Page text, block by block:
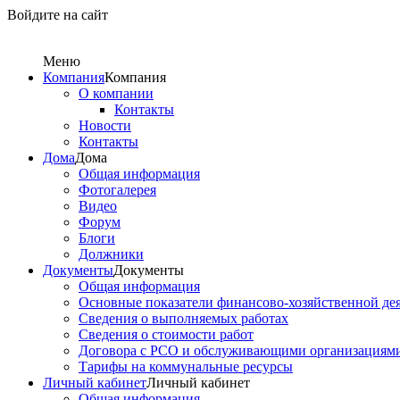
Войдите на сайт
Меню
КомпанияКомпания
О компании
Контакты
Новости
Контакты
ДомаДома
Общая информация
Фотогалерея
Видео
Форум
Блоги
Должники
ДокументыДокументы
Общая информация
Основные показатели финансово-хозяйственной
Сведения о выполняемых работах
Сведения о стоимости работ
Договора с РСО и обслуживающими
Тарифы на коммунальные ресурсы
Личный кабинетЛичный кабинет